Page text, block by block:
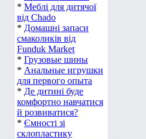
* Меблі для дитячої
від Chado
* Домашні запаси
смаколиків від
Funduk Market
* Грузовые шины
* Анальные игрушки
для первого опыта
* Де дитині буде
комфортно навчатися
й розвиватися?
* Ємності зі
склопластику